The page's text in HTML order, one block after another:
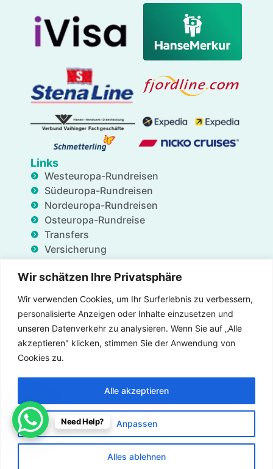
Wir schätzen Ihre Privatsphäre
Wir verwenden Cookies, um Ihr Surferlebnis zu verbessern,
personalisierte Anzeigen oder Inhalte einzusetzen und
unseren Datenverkehr zu analysieren. Wenn Sie auf „Alle
akzeptieren" klicken, stimmen Sie der Anwendung von
Cookies zu.
Anpassen
Alles ablehnen
Alle akzeptieren
Links
Westeuropa-Rundreisen
Südeuropa-Rundreisen
Nordeuropa-Rundreisen
Osteuropa-Rundreise
Transfers
Versicherung
Unterkünfte
FAQ
Angebote
Über uns
Kontaktieren uns
Versicherung
Allgemeine Geschäftsbedingungen
Datenschutzrichtlinie
Impressum Kontaktiere uns
© Alle Rechte vorbehalten für Gate of Nations.org - 2026
Need Help?